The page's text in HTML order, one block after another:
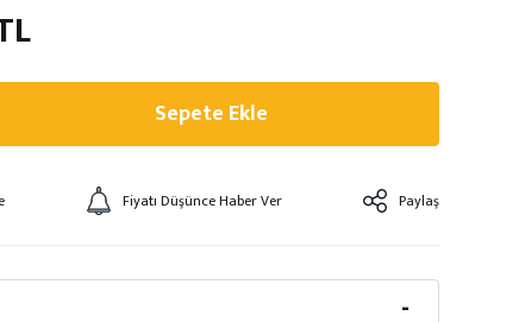
Sepete Ekle
Fiyatı Düşünce Haber Ver Paylaş